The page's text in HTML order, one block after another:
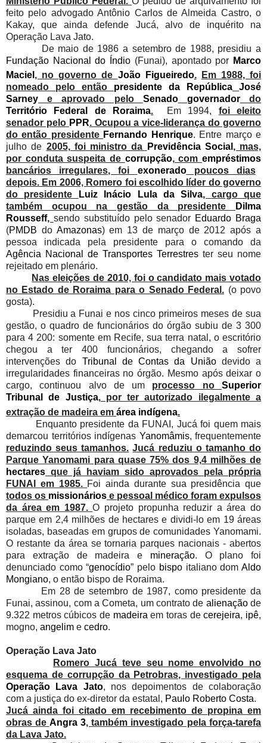
feito pelo advogado Antônio Carlos de Almeida Castro, o
Kakay, que ainda defende Jucá, alvo de inquérito na
Operação Lava Jato.
De maio de 1986 a setembro de 1988, presidiu a
Fundação Nacional do Índio (Funai), apontado por Marco
Maciel , no governo de João Figueiredo.
Em 1988, foi
nomeado pelo então presidente da República
José
Sarney e aprovado pelo Senado governadordo
Território Federal de Roraima. Em 1994, foi eleito
senador pelo PPR. Ocupou a vice-liderança do governo
do então presidente Fernando Henrique. Entre março e
julho de 2005, foi ministro da Previdência Social , mas,
por conduta suspeita de corrupção, comempréstimos
bancários irregulares, foi exoneradopoucos dias
depois. Em 2006, Romero foi escolhido líder do governo
do presidente
Luiz Inácio Lula da Silva, cargo que
também ocupou na gestão da presidente
Dilma
Rousseff, sendo substituído pelo senador Eduardo Braga
(PMDB do Amazonas) em 13 de março de 2012 após a
pessoa indicada pela presidente para o comando da
Agência Nacional de Transportes Terrestres ter seu nome
rejeitado em plenário.
Nas eleições de 2010, foi o candidato mais votado
no Estado de Roraima para o Senado Federal. (o povo
gosta).
Presidiu a Funai e nos cinco primeiros meses de sua
gestão, o quadro de funcionários do órgão subiu de 3 300
para 4 200: somente em Recife, sua terra natal, o escritório
chegou a ter 400 funcionários, chegando a sofrer
intervenções do Tribunal de Contas da Uniãodevido a
irregularidades financeiras no órgão. Mesmo após deixar o
cargo, continuou alvo de um processo noSuperior
Tribunal de Justiça, por ter autorizado ilegalmente a
extração de madeira em área indígena.
Enquanto presidente da FUNAI, Jucá foi quem mais
demarcou territórios indígenas Yanomâmis, frequentemente
reduzindo seus tamanhos. Jucá reduziu o tamanho do
Parque Yanomami para quase 75% dos 9,4 milhões de
hectares que já haviam sido aprovados pela própria
FUNAI em 1985. Foi ainda durante sua presidência que
todos os missionários e pessoal médico foram expulsos
da área em 1987.O projeto propunha reduzir a área do
parque em 2,4 milhões de hectares e dividi-lo em 19 áreas
isoladas, baseadas em grupos de comunidades Yanomami.
O restante da área se tornaria parques nacionais - abertos
para extração de madeira e mineração. O plano foi
denunciado como “genocídio” pelo bispoitaliano domAldo
Mongiano, o então bispo de Roraima.
Em 28 de setembro de 1987, como presidente da
Funai, assinou, com a Cometa, um contrato de alienaçãode
9.322 metros cúbicos de madeira em toras decerejeira, ipê,
mogno, angelim e cedro.
Operação Lava Jato
Romero Jucá teve seu nome envolvido no
esquema de corrupção da Petrobras, investigado pela
Operação Lava Jato, nos depoimentos de colaboração
com a justiça do ex-diretor da estatal, Paulo Roberto Costa.
Jucá ainda foi citado em recebimento de propina em
obras de Angra 3, também investigado pela força-tarefa
da Lava Jato.